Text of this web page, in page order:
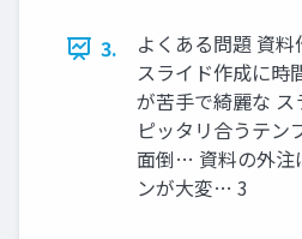
3.
よくある問題 資
スライド作成に時
が苦手で綺麗な
ピッタリ合うテン
面倒… 資料の外注
ンが大変… 3